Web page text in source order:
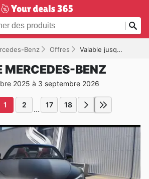
Benz Offres Valable jusqu'à 03/09/2026
MERCEDES-BENZ
2025 à 3 septembre 2026
1 2 ... 17 18